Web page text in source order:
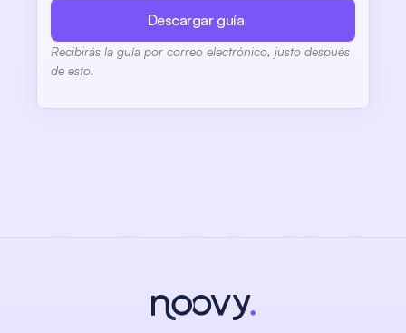
Descargar guía
Recibirás la guía por correo electrónico, justo después
de esto.